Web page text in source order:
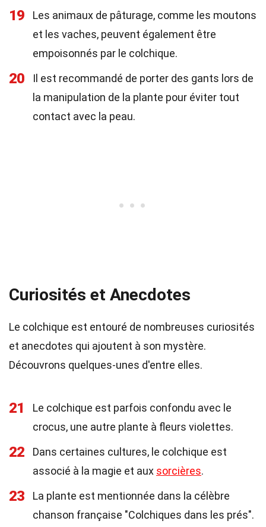
19
Les animaux de pâturage, comme les moutons
et les vaches, peuvent également être
empoisonnés par le colchique.
20
Il est recommandé de porter des gants lors de
la manipulation de la plante pour éviter tout
contact avec la peau.
Curiosités et Anecdotes
Le colchique est entouré de nombreuses curiosités
et anecdotes qui ajoutent à son mystère.
Découvrons quelques-unes d'entre elles.
21
Le colchique est parfois confondu avec le
crocus, une autre plante à fleurs violettes.
22
Dans certaines cultures, le colchique est
associé à la magie et aux sorcières.
23
La plante est mentionnée dans la célèbre
chanson française "Colchiques dans les prés".